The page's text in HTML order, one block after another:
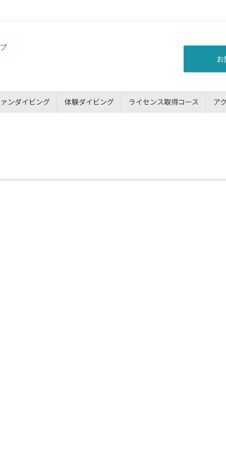
ンダイビング 体験ダイビング ライセンス取得コース ア